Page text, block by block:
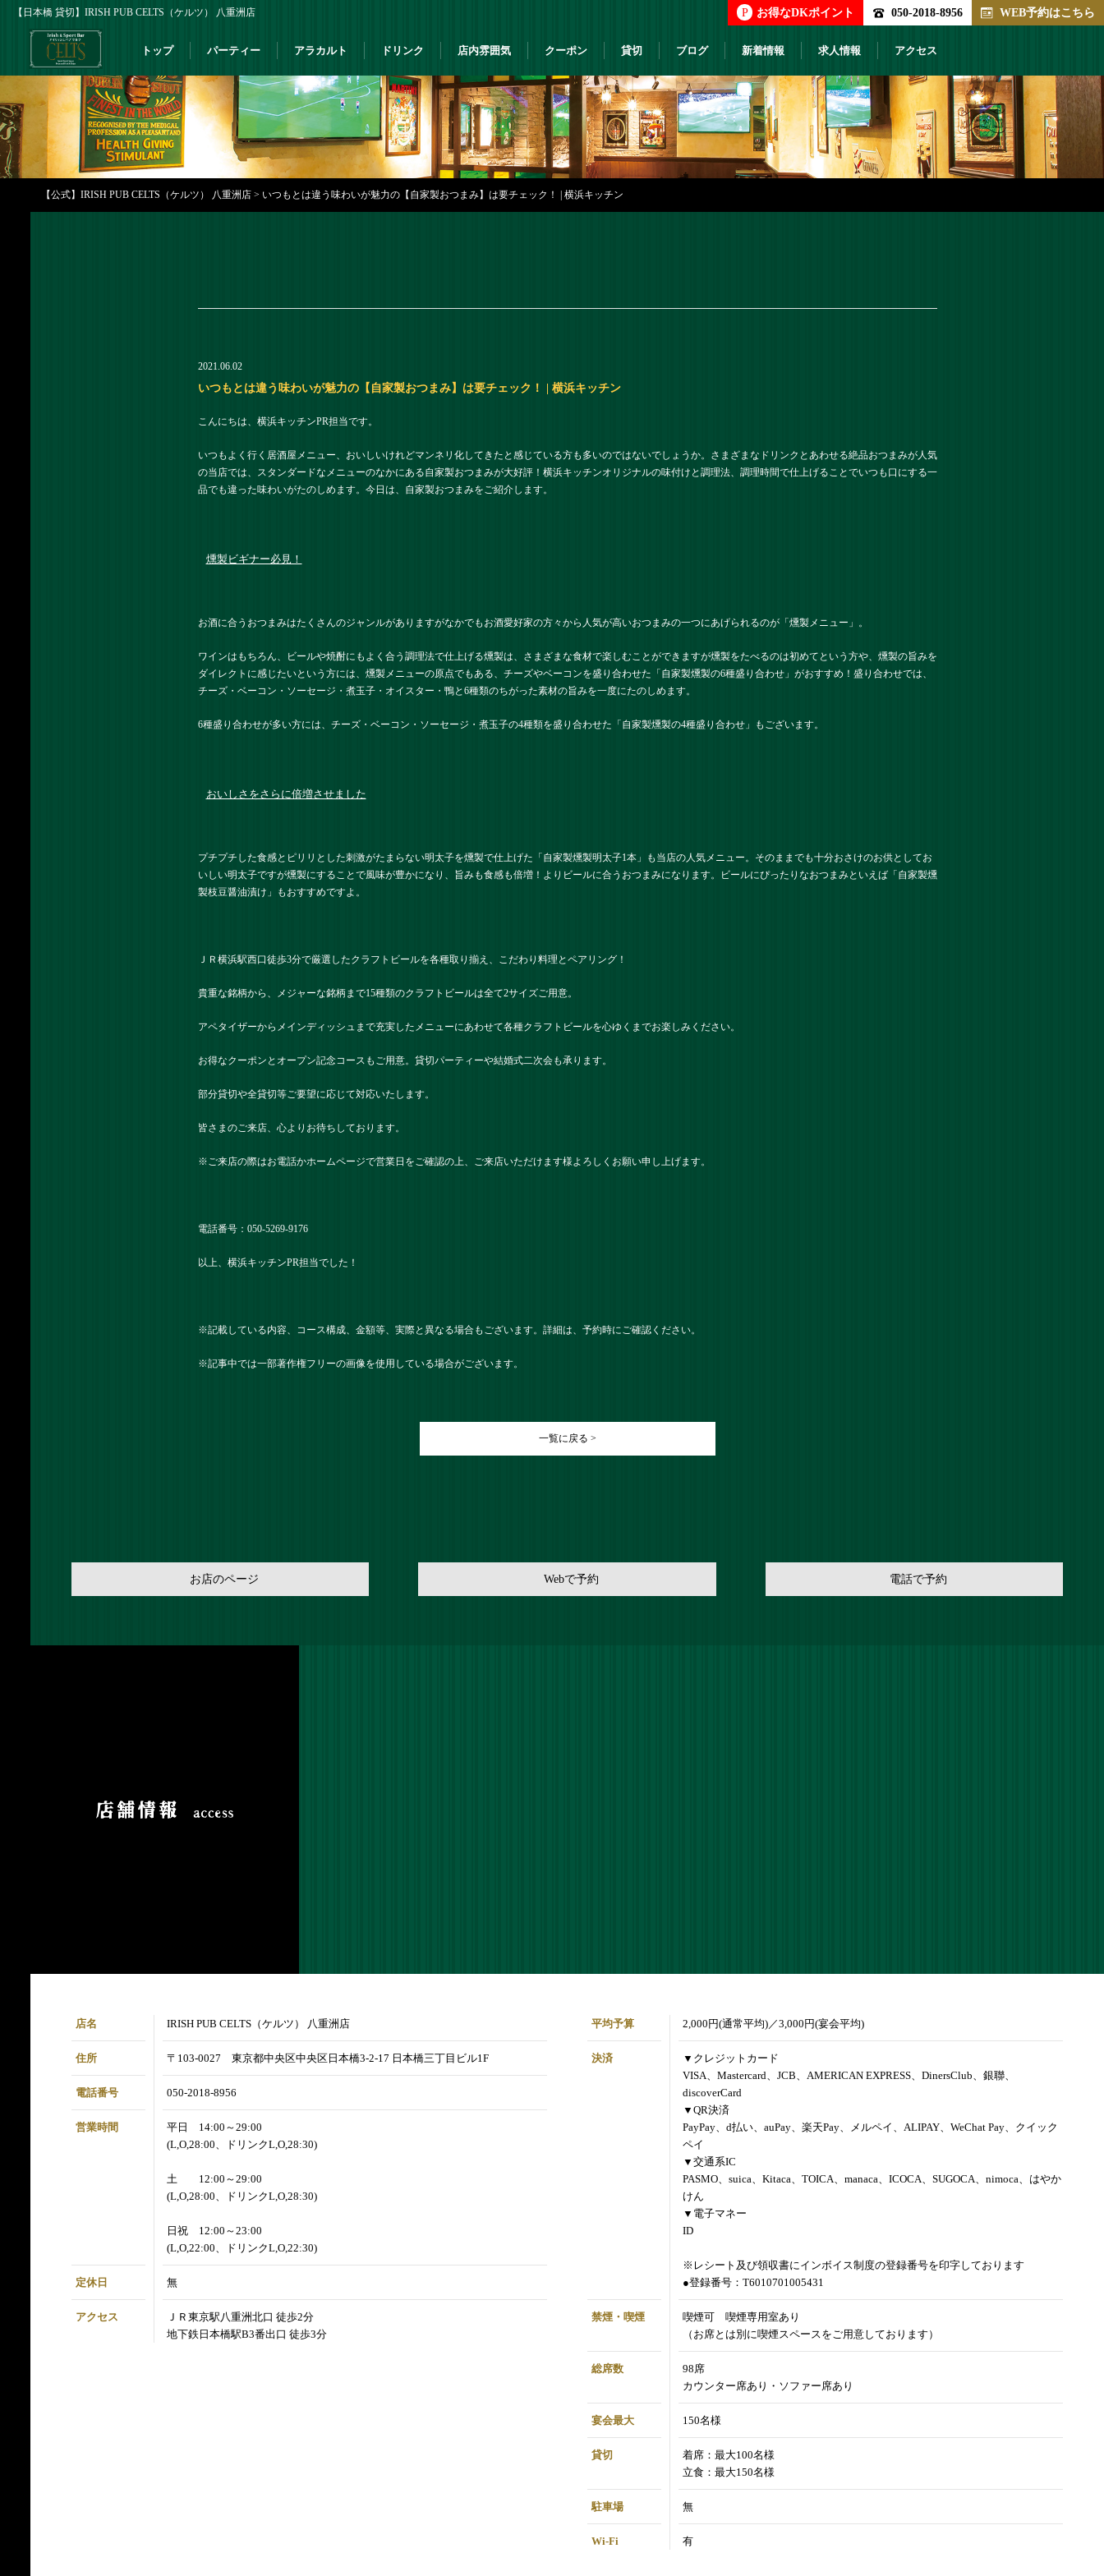
【日本橋 貸切】IRISH PUB CELTS（ケルツ） 八重洲店 P お得なDKポイント 050-2018-8956 WEB予約はこちら
トップ パーティー アラカルト ドリンク 店内雰囲気 クーポン 貸切 ブログ 新着情報 求人情報 アクセス
【公式】IRISH PUB CELTS（ケルツ） 八重洲店 > いつもとは違う味わいが魅力の【自家製おつまみ】は要チェック！ | 横浜キッチン
2021.06.02
いつもとは違う味わいが魅力の【自家製おつまみ】は要チェック！ | 横浜キッチン
こんにちは、横浜キッチンPR担当です。
いつもよく行く居酒屋メニュー、おいしいけれどマンネリ化してきたと感じている方も多いのではないでしょうか。さまざまなドリンクとあわせる絶品おつまみが人気
の当店では、スタンダードなメニューのなかにある自家製おつまみが大好評！横浜キッチンオリジナルの味付けと調理法、調理時間で仕上げることでいつも口にする一
品でも違った味わいがたのしめます。今日は、自家製おつまみをご紹介します。
燻製ビギナー必見！
お酒に合うおつまみはたくさんのジャンルがありますがなかでもお酒愛好家の方々から人気が高いおつまみの一つにあげられるのが「燻製メニュー」。
ワインはもちろん、ビールや焼酎にもよく合う調理法で仕上げる燻製は、さまざまな食材で楽しむことができますが燻製をたべるのは初めてという方や、燻製の旨みを
ダイレクトに感じたいという方には、燻製メニューの原点でもある、チーズやベーコンを盛り合わせた「自家製燻製の6種盛り合わせ」がおすすめ！盛り合わせでは、
チーズ・ベーコン・ソーセージ・煮玉子・オイスター・鴨と6種類のちがった素材の旨みを一度にたのしめます。
6種盛り合わせが多い方には、チーズ・ベーコン・ソーセージ・煮玉子の4種類を盛り合わせた「自家製燻製の4種盛り合わせ」もございます。
おいしさをさらに倍増させました
プチプチした食感とピリリとした刺激がたまらない明太子を燻製で仕上げた「自家製燻製明太子1本」も当店の人気メニュー。そのままでも十分おさけのお供としてお
いしい明太子ですが燻製にすることで風味が豊かになり、旨みも食感も倍増！よりビールに合うおつまみになります。ビールにぴったりなおつまみといえば「自家製燻
製枝豆醤油漬け」もおすすめですよ。
ＪＲ横浜駅西口徒歩3分で厳選したクラフトビールを各種取り揃え、こだわり料理とペアリング！
貴重な銘柄から、メジャーな銘柄まで15種類のクラフトビールは全て2サイズご用意。
アペタイザーからメインディッシュまで充実したメニューにあわせて各種クラフトビールを心ゆくまでお楽しみください。
お得なクーポンとオープン記念コースもご用意。貸切パーティーや結婚式二次会も承ります。
部分貸切や全貸切等ご要望に応じて対応いたします。
皆さまのご来店、心よりお待ちしております。
※ご来店の際はお電話かホームページで営業日をご確認の上、ご来店いただけます様よろしくお願い申し上げます。
電話番号：050-5269-9176
以上、横浜キッチンPR担当でした！
※記載している内容、コース構成、金額等、実際と異なる場合もございます。詳細は、予約時にご確認ください。
※記事中では一部著作権フリーの画像を使用している場合がございます。
一覧に戻る >
お店のページ Webで予約 電話で予約
店名 IRISH PUB CELTS（ケルツ） 八重洲店
住所 〒103-0027 東京都中央区中央区日本橋3-2-17 日本橋三丁目ビル1F
電話番号 050-2018-8956
営業時間
平日 14:00～29:00
(L,O,28:00、ドリンクL,O,28:30)
土 12:00～29:00
(L,O,28:00、ドリンクL,O,28:30)
日祝 12:00～23:00
(L,O,22:00、ドリンクL,O,22:30)
定休日 無
アクセス
ＪＲ東京駅八重洲北口 徒歩2分
地下鉄日本橋駅B3番出口 徒歩3分
平均予算 2,000円(通常平均)／3,000円(宴会平均)
決済
▼クレジットカード
VISA、Mastercard、JCB、AMERICAN EXPRESS、DinersClub、銀聯、
discoverCard
▼QR決済
PayPay、d払い、auPay、楽天Pay、メルペイ、ALIPAY、WeChat Pay、クイック
ペイ
▼交通系IC
PASMO、suica、Kitaca、TOICA、manaca、ICOCA、SUGOCA、nimoca、はやか
けん
▼電子マネー
ID
※レシート及び領収書にインボイス制度の登録番号を印字しております
●登録番号：T6010701005431
禁煙・喫煙
喫煙可 喫煙専用室あり
（お席とは別に喫煙スペースをご用意しております）
総席数
98席
カウンター席あり・ソファー席あり
宴会最大 150名様
貸切
着席：最大100名様
立食：最大150名様
駐車場 無
Wi-Fi 有